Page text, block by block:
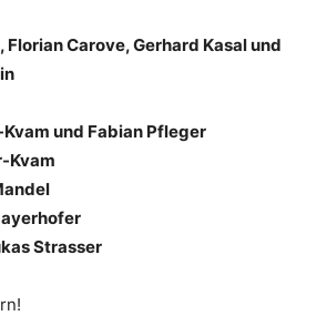
Carove, Gerhard Kasal und
und Fabian Pfleger
Kvam
Strasser